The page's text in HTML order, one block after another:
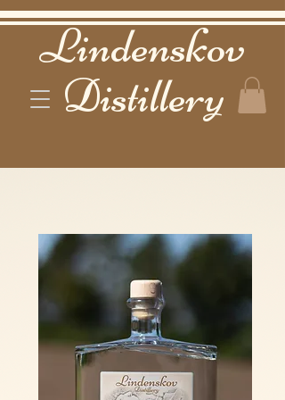
Lindenskov
Distillery